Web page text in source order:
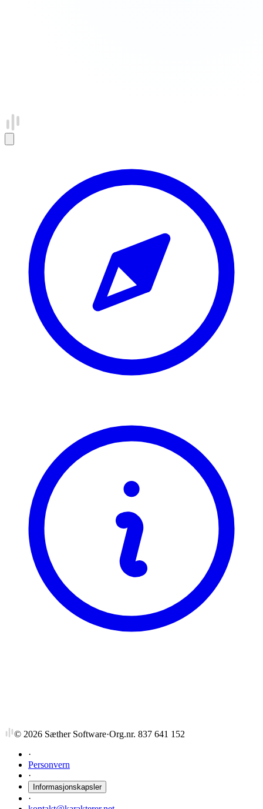
© 2026 Sæther Software·Org.nr. 837 641 152
·
Personvern
·
Informasjonskapsler
·